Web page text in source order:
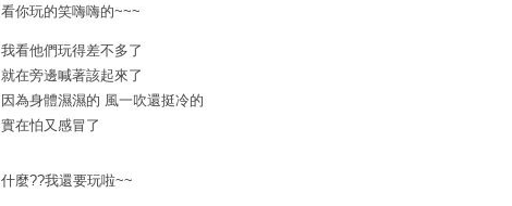
看你玩的笑嗨嗨的~~~
我看他們玩得差不多了
就在旁邊喊著該起來了
因為身體濕濕的 風一吹還挺冷的
實在怕又感冒了
什麼??我還要玩啦~~